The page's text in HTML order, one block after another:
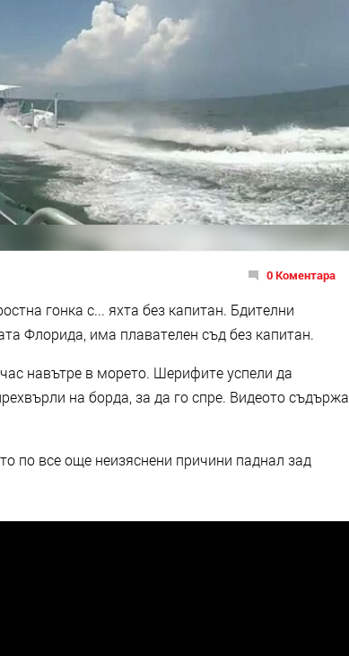
0 Коментара
гонка с... яхта без капитан. Бдителни
Флорида, има плавателен съд без капитан.
навътре в морето. Шерифите успели да
на борда, за да го спре. Видеото съдържа
по все още неизяснени причини паднал зад